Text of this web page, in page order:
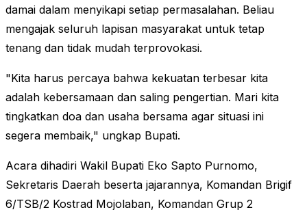
damai dalam menyikapi setiap permasalahan. Beliau
mengajak seluruh lapisan masyarakat untuk tetap
tenang dan tidak mudah terprovokasi.
"Kita harus percaya bahwa kekuatan terbesar kita
adalah kebersamaan dan saling pengertian. Mari kita
tingkatkan doa dan usaha bersama agar situasi ini
segera membaik," ungkap Bupati.
Acara dihadiri Wakil Bupati Eko Sapto Purnomo,
Sekretaris Daerah beserta jajarannya, Komandan Brigif
6/TSB/2 Kostrad Mojolaban, Komandan Grup 2